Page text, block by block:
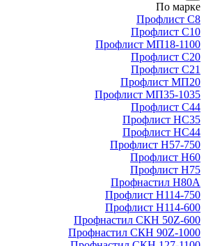
По марке
Профлист С8
Профлист С10
Профлист МП18-1100
Профлист С20
Профлист С21
Профлист МП20
Профлист МП35-1035
Профлист С44
Профлист НС35
Профлист НС44
Профлист Н57-750
Профлист Н60
Профлист Н75
Профнастил Н80А
Профлист Н114-750
Профлист Н114-600
Профнастил СКН 50Z-600
Профнастил СКН 90Z-1000